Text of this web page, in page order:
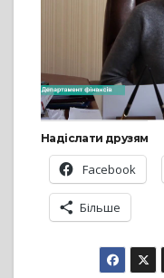
Надіслати друзям
Facebook
Більше